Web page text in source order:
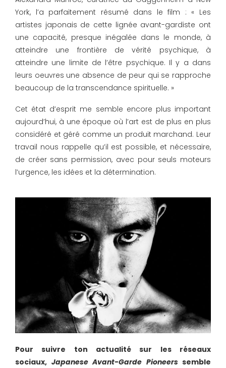
York, l’a parfaitement résumé dans le film : « Les
artistes japonais de cette lignée avant-gardiste ont
une capacité, presque inégalée dans le monde, à
atteindre une frontière de vérité psychique, à
atteindre une limite de l’être psychique. Il y a dans
leurs oeuvres une absence de peur qui se rapproche
beaucoup de la transcendance spirituelle. »
Cet état d’esprit me semble encore plus important
aujourd’hui, à une époque où l’art est de plus en plus
considéré et géré comme un produit marchand. Leur
travail nous rappelle qu’il est possible, et nécessaire,
de créer sans permission, avec pour seuls moteurs
l’urgence, les idées et la détermination.
Pour suivre ton actualité sur les réseaux
sociaux, Japanese Avant-Garde Pioneerssemble